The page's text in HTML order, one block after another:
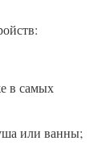
в самых
или ванны;